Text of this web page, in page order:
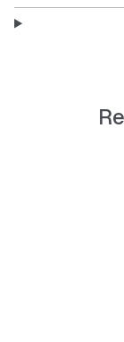
Features:
Bolsos
Material